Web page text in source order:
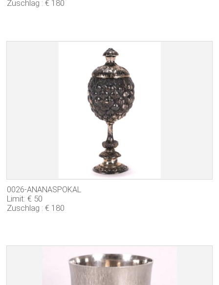
Zuschlag : € 180
0026-ANANASPOKAL
Limit: € 50
Zuschlag : € 180